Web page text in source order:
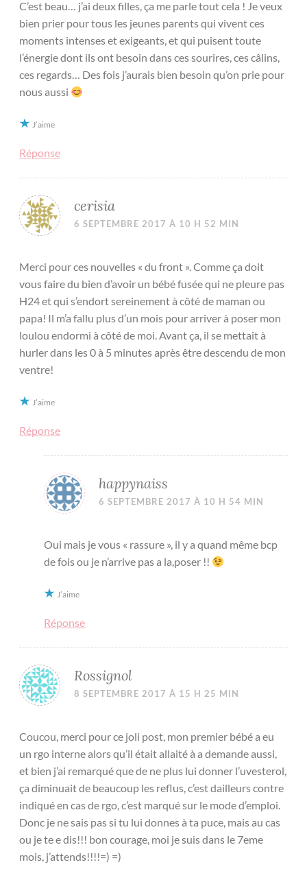
C’est beau… j’ai deux filles, ça me parle tout cela ! Je veux
bien prier pour tous les jeunes parents qui vivent ces
moments intenses et exigeants, et qui puisent toute
l’énergie dont ils ont besoin dans ces sourires, ces câlins,
ces regards… Des fois j’aurais bien besoin qu’on prie pour
nous aussi
J’aime
Réponse
cerisia
6 SEPTEMBRE 2017 À 10 H 52 MIN
Merci pour ces nouvelles « du front ». Comme ça doit
vous faire du bien d’avoir un bébé fusée qui ne pleure pas
H24 et qui s’endort sereinement à côté de maman ou
papa! Il m’a fallu plus d’un mois pour arriver à poser mon
loulou endormi à côté de moi. Avant ça, il se mettait à
hurler dans les 0 à 5 minutes après être descendu de mon
ventre!
J’aime
Réponse
happynaiss
6 SEPTEMBRE 2017 À 10 H 54 MIN
Oui mais je vous « rassure », il y a quand même bcp
de fois ou je n’arrive pas a la,poser !!
J’aime
Réponse
Rossignol
8 SEPTEMBRE 2017 À 15 H 25 MIN
Coucou, merci pour ce joli post, mon premier bébé a eu
un rgo interne alors qu’il était allaité à a demande aussi,
et bien j’ai remarqué que de ne plus lui donner l’uvesterol,
ça diminuait de beaucoup les reflus, c’est dailleurs contre
indiqué en cas de rgo, c’est marqué sur le mode d’emploi.
Donc je ne sais pas si tu lui donnes à ta puce, mais au cas
ou je te e dis!!! bon courage, moi je suis dans le 7eme
mois, j’attends!!!!=) =)